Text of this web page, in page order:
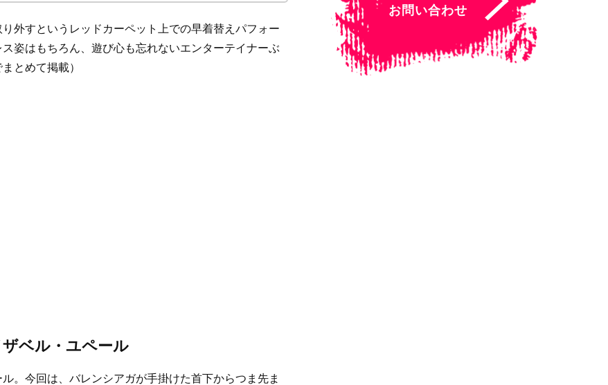
外すというレッドカーペット上での早着替えパフォー
姿はもちろん、遊び心も忘れないエンターテイナーぶ
とめて掲載）
ベル・ユペール
。今回は、バレンシアガが手掛けた首下からつま先ま
お問い合わせ